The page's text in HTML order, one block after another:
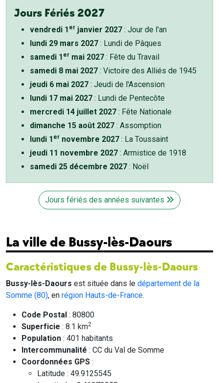
Jours Fériés 2027
vendredi 1 er janvier 2027 : Jour de l'an
lundi 29 mars 2027 : Lundi de Pâques
samedi 1 er mai 2027 : Fête du Travail
samedi 8 mai 2027 : Victoire des Alliés de 1945
jeudi 6 mai 2027 : Jeudi de l'Ascension
lundi 17 mai 2027 : Lundi de Pentecôte
mercredi 14 juillet 2027 : Fête Nationale
dimanche 15 août 2027 : Assomption
lundi 1 er novembre 2027 : La Toussaint
jeudi 11 novembre 2027 : Armistice de 1918
samedi 25 décembre 2027 : Noël
Jours fériés des années suivantes
La ville de Bussy-lès-Daours
Caractéristiques de Bussy-lès-Daours
Bussy-lès-Daours est située dans le département de la
Somme (80), en région Hauts-de-France.
Code Postal : 80800
Superficie : 8.1 km2
Population : 401 habitants
Intercommunalité : CC du Val de Somme
Coordonnées GPS :
Latitude : 49.9125545